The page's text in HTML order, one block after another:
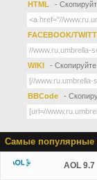
HTML -
FACEBOOK/
WIKI -
BBCode -
Самые популярные
AOL 9.7